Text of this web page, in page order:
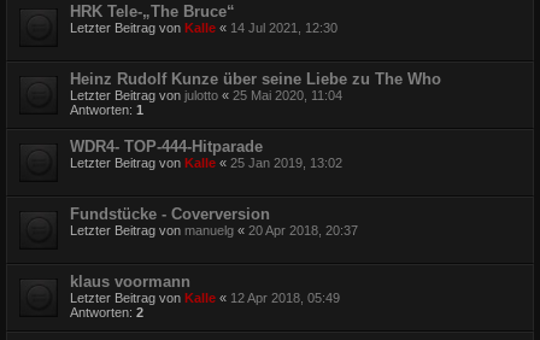
HRK Tele-„The Bruce“
Letzter Beitrag von Kalle « 14 Jul 2021, 12:30
Heinz Rudolf Kunze über seine Liebe zu The Who
Letzter Beitrag von julotto « 25 Mai 2020, 11:04
Antworten: 1
WDR4- TOP-444-Hitparade
Letzter Beitrag von Kalle « 25 Jan 2019, 13:02
Fundstücke - Coverversion
Letzter Beitrag von manuelg « 20 Apr 2018, 20:37
klaus voormann
Letzter Beitrag von Kalle « 12 Apr 2018, 05:49
Antworten: 2